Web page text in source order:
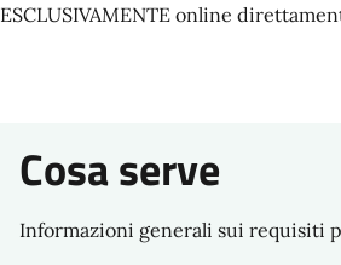
ESCLUSIVAMENTE online
Cosa serve
Informazioni generali sui requisiti